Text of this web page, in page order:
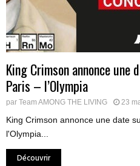
King Crimson annonce une
Paris – l’Olympia
par Team AMONG THE LIVING 23
King Crimson annonce une date
l'Olympia...
Découvrir